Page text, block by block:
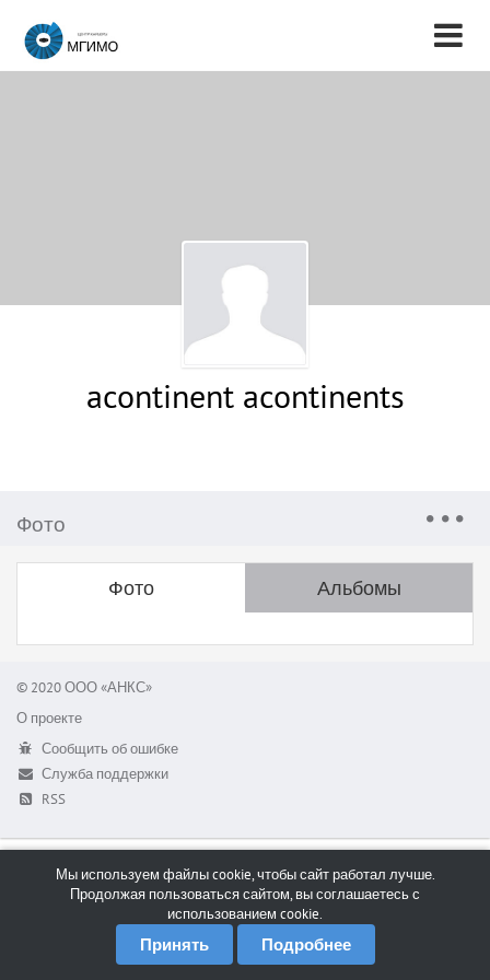
acontinent acontinents
Фото
Фото Альбомы
© 2020 ООО «АНКС»
О проекте
Сообщить об ошибке
Служба поддержки
RSS
Мы используем файлы cookie, чтобы сайт работал лучше.
Продолжая пользоваться сайтом, вы соглашаетесь с
использованием cookie.
Принять Подробнее